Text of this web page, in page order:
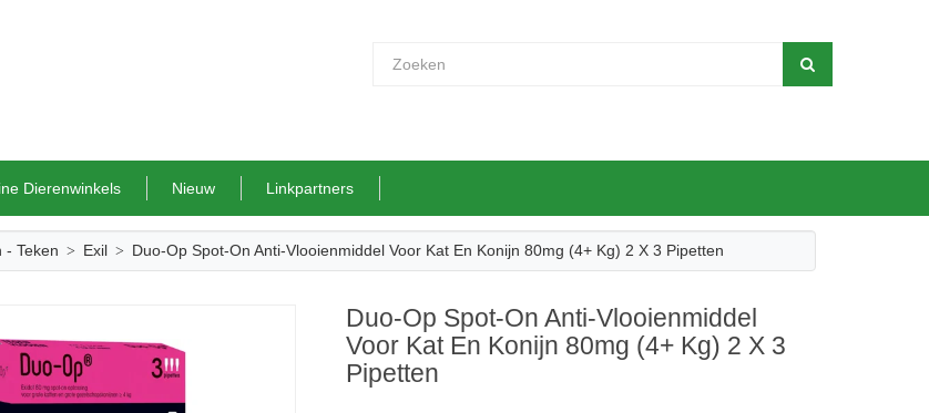
Dierenwinkels Nieuw Linkpartners
- Teken Exil Duo-Op Spot-On Anti-Vlooienmiddel Voor Kat En Konijn 80mg (4+ Kg) 2 X 3 Pipetten
Duo-Op Spot-On Anti-Vlooienmiddel
Voor Kat En Konijn 80mg (4+ Kg) 2 X 3
Pipetten